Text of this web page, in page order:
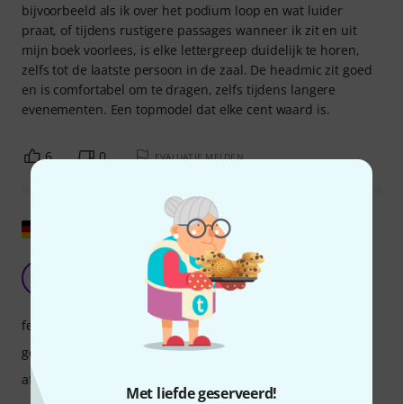
Met liefde geserveerd!
bijvoorbeeld als ik over het podium loop en wat luider
praat, of tijdens rustigere passages wanneer ik zit en uit
mijn boek voorlees, is elke lettergreep duidelijk te horen,
zelfs tot de laatste persoon in de zaal. De headmic zit goed
en is comfortabel om te dragen, zelfs tijdens langere
evenementen. Een topmodel dat elke cent waard is.
6 0 EVALUATIE MELDEN
Zeer goede headsetmicrofoon
Filmemacher55 06.11.2020
features
geluid
afwerking